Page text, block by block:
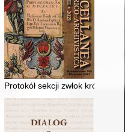
rozwoju straży pożarnej w
Protokół sekcji zwłok